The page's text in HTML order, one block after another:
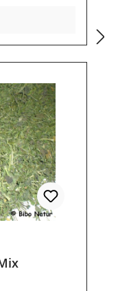
Eisen,
in
100%
ca.
auch
bleiben,
sollten sie
geschützt